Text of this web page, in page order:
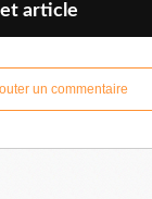
article
un commentaire